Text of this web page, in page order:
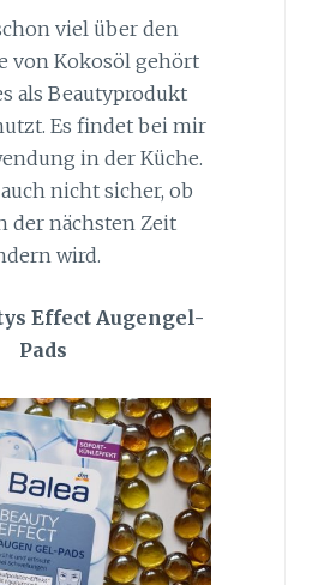
viel über den
von Kokosöl gehört
als Beautyprodukt
Es findet bei mir
in der Küche.
nicht sicher, ob
der nächsten Zeit
wird.
Effect Augengel-
Pads